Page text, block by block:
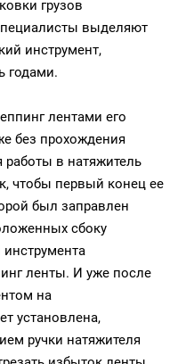
грузов
выделяют
инструмент,
годами.
лентами его
без прохождения
в натяжитель
чтобы первый конец ее
был заправлен
сбоку
ленты. И уже после
на
установлена,
ручки натяжителя